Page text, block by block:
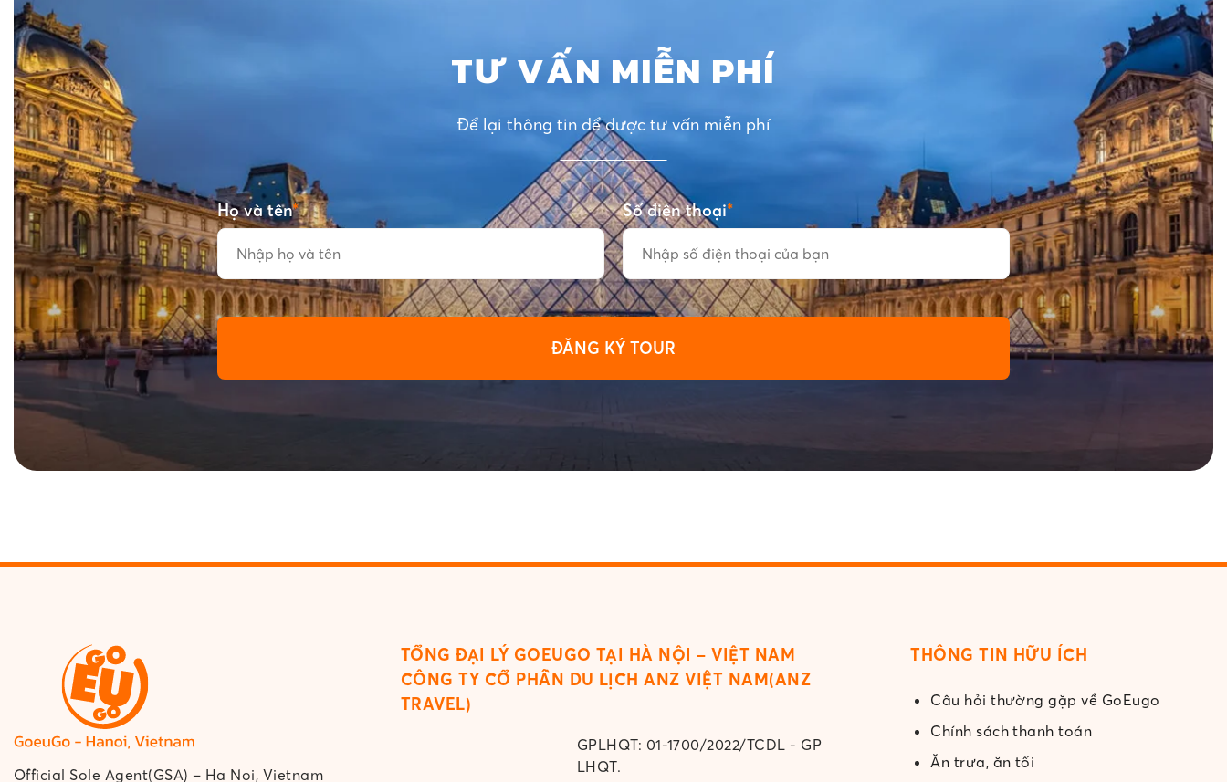
TƯ VẤN MIỄN PHÍ
Để lại thông tin để được tư vấn miễn phí
Họ và tên* Số điện thoại*
Official Sole Agent(GSA) – Ha Noi, Vietnam
TỔNG ĐẠI LÝ GOEUGO TẠI HÀ NỘI – VIỆT NAM
CÔNG TY CỔ PHẦN DU LỊCH ANZ VIỆT NAM(ANZ
TRAVEL)
GPLHQT: 01-1700/2022/TCDL - GP LHQT.
Được cấp bởi Tổng cục Du lịch Việt Nam ngày
THÔNG TIN HỮU ÍCH
Câu hỏi thường gặp về GoEugo
Chính sách thanh toán
Ăn trưa, ăn tối